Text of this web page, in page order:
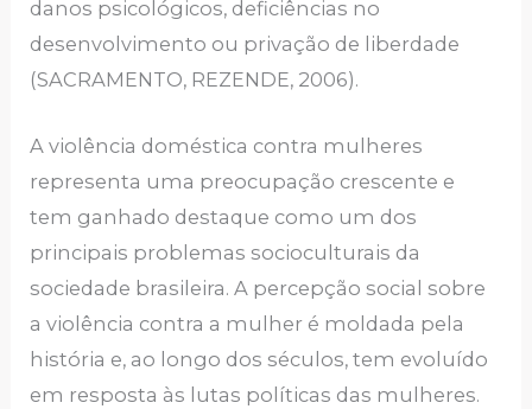
danos psicológicos, deficiências no
desenvolvimento ou privação de liberdade
(SACRAMENTO, REZENDE, 2006).
A violência doméstica contra mulheres
representa uma preocupação crescente e
tem ganhado destaque como um dos
principais problemas socioculturais da
sociedade brasileira. A percepção social sobre
a violência contra a mulher é moldada pela
história e, ao longo dos séculos, tem evoluído
em resposta às lutas políticas das mulheres.